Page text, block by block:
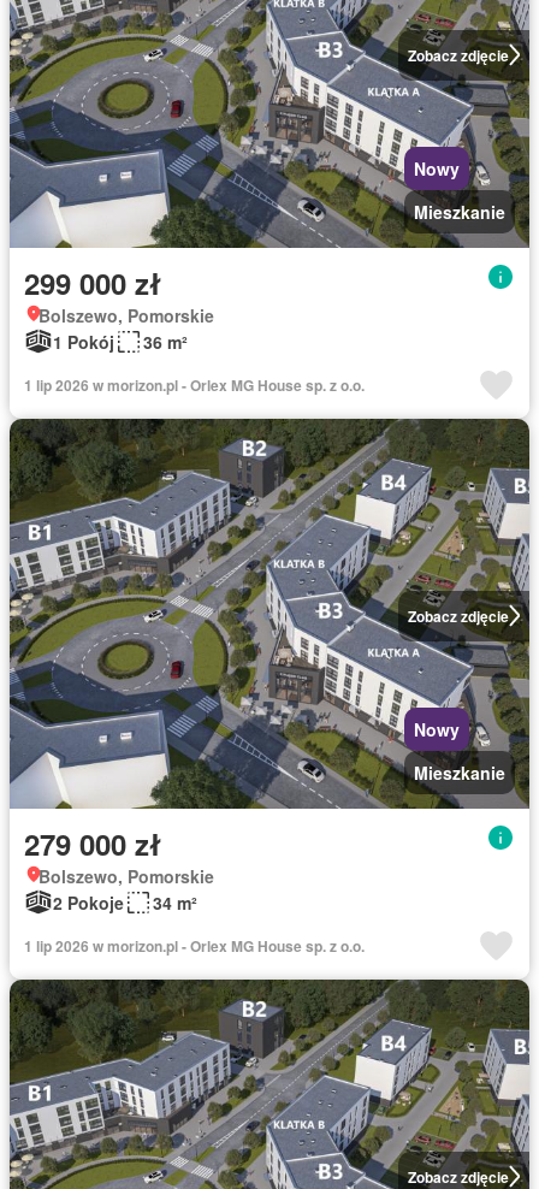
Zobacz zdjęcie
Nowy
Mieszkanie
299 000 zł
Bolszewo, Pomorskie
1 Pokój
36 m²
1 lip 2026 w morizon.pl - Orlex MG House sp. z o.o.
Zobacz zdjęcie
Nowy
Mieszkanie
279 000 zł
Bolszewo, Pomorskie
2 Pokoje
34 m²
1 lip 2026 w morizon.pl - Orlex MG House sp. z o.o.
Zobacz zdjęcie